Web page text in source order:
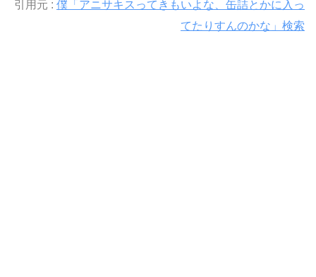
引用元 : 僕「アニサキスってきもいよな、缶詰とかに入っ
てたりすんのかな」検索